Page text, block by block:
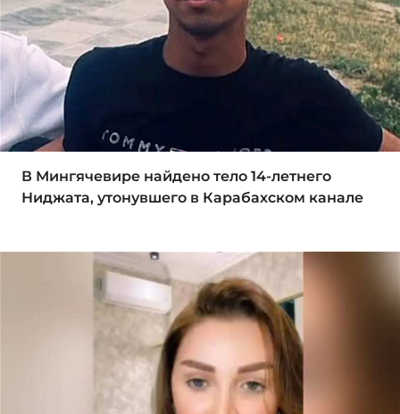
В Мингячевире найдено тело 14-летнего
Ниджата, утонувшего в Карабахском канале